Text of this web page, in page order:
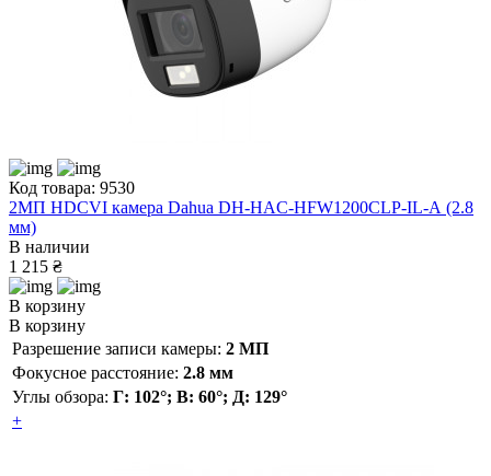
Код товара: 9530
2МП HDCVI камера Dahua DH-HAC-HFW1200CLP-IL-A (2.8
мм)
В наличии
1 215 ₴
В корзину
В корзину
Разрешение записи камеры: 2 МП
Фокусное расстояние: 2.8 мм
Углы обзора: Г: 102°; В: 60°; Д: 129°
+